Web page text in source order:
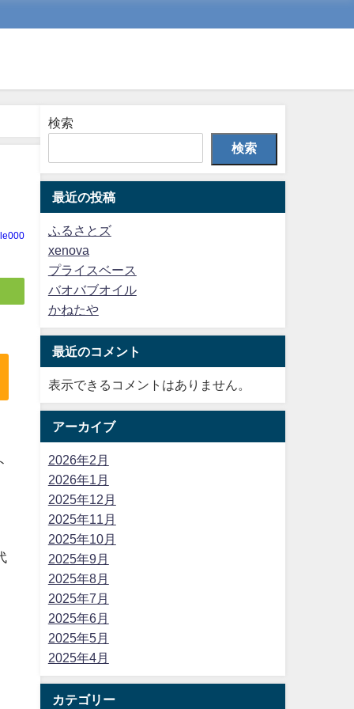
検索
検索
最近の投稿
ふるさとズ
xenova
プライスベース
バオバブオイル
かねたや
最近のコメント
表示できるコメントはありません。
アーカイブ
2026年2月
2026年1月
2025年12月
2025年11月
2025年10月
2025年9月
2025年8月
2025年7月
2025年6月
2025年5月
2025年4月
カテゴリー